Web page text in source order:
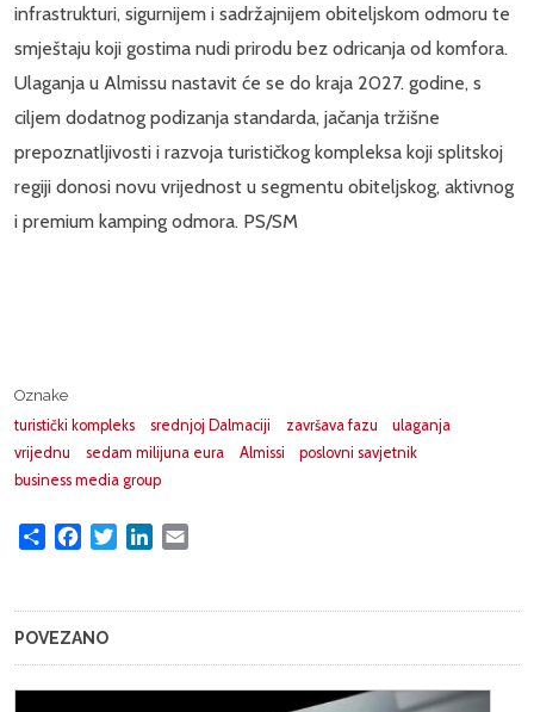
infrastrukturi, sigurnijem i sadržajnijem obiteljskom odmoru te
smještaju koji gostima nudi prirodu bez odricanja od komfora.
Ulaganja u Almissu nastavit će se do kraja 2027. godine, s
ciljem dodatnog podizanja standarda, jačanja tržišne
prepoznatljivosti i razvoja turističkog kompleksa koji splitskoj
regiji donosi novu vrijednost u segmentu obiteljskog, aktivnog
i premium kamping odmora. PS/SM
Oznake
turistički kompleks
srednjoj Dalmaciji završava fazu
ulaganja
vrijednu
sedam milijuna eura Almissi
poslovni savjetnik
business media group
Share FacebookTwitterLinkedIn
POVEZANO